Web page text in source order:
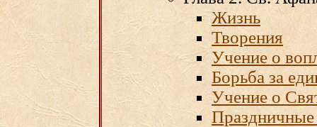
Жизнь
Творения
Учение о
Борьба за
Учение о
Праздничные